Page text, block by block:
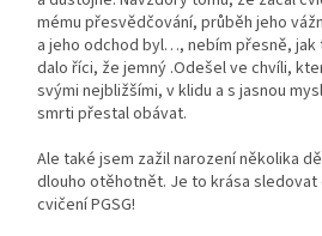
mému přesvědčování, průběh jeho
a jeho odchod byl…, nebím přesně,
dalo říci, že jemný .Odešel ve chvíli,
svými nejbližšími, v klidu a s jasnou
smrti přestal obávat.
Ale také jsem zažil narození několika
dlouho otěhotnět. Je to krása
cvičení PGSG!